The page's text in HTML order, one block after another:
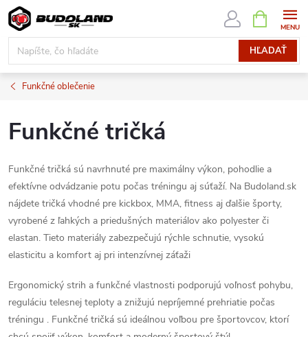
Prejsť
na
obsah
HĽADAŤ
KOŠÍK
Funkčné oblečenie
Funkčné tričká
Funkčné tričká sú navrhnuté pre maximálny výkon, pohodlie a
efektívne odvádzanie potu počas tréningu aj súťaží. Na Budoland.sk
nájdete tričká vhodné pre kickbox, MMA, fitness aj ďalšie športy,
vyrobené z ľahkých a priedušných materiálov ako polyester či
elastan. Tieto materiály zabezpečujú rýchle schnutie, vysokú
elasticitu a komfort aj pri intenzívnej záťaži
Ergonomický strih a funkčné vlastnosti podporujú voľnosť pohybu,
reguláciu telesnej teploty a znižujú nepríjemné prehriatie počas
tréningu . Funkčné tričká sú ideálnou voľbou pre športovcov, ktorí